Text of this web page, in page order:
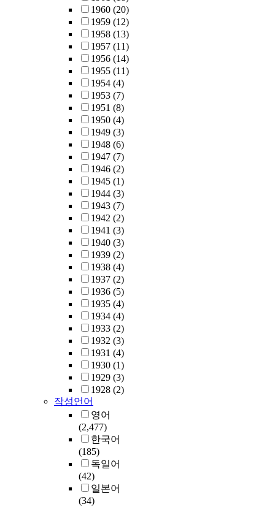
1960 (20)
1959 (12)
1958 (13)
1957 (11)
1956 (14)
1955 (11)
1954 (4)
1953 (7)
1951 (8)
1950 (4)
1949 (3)
1948 (6)
1947 (7)
1946 (2)
1945 (1)
1944 (3)
1943 (7)
1942 (2)
1941 (3)
1940 (3)
1939 (2)
1938 (4)
1937 (2)
1936 (5)
1935 (4)
1934 (4)
1933 (2)
1932 (3)
1931 (4)
1930 (1)
1929 (3)
1928 (2)
작성언어
영어
(2,477)
한국어
(185)
독일어
(42)
일본어
(34)